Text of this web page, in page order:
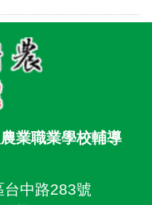
業職業學校輔導
中路283號